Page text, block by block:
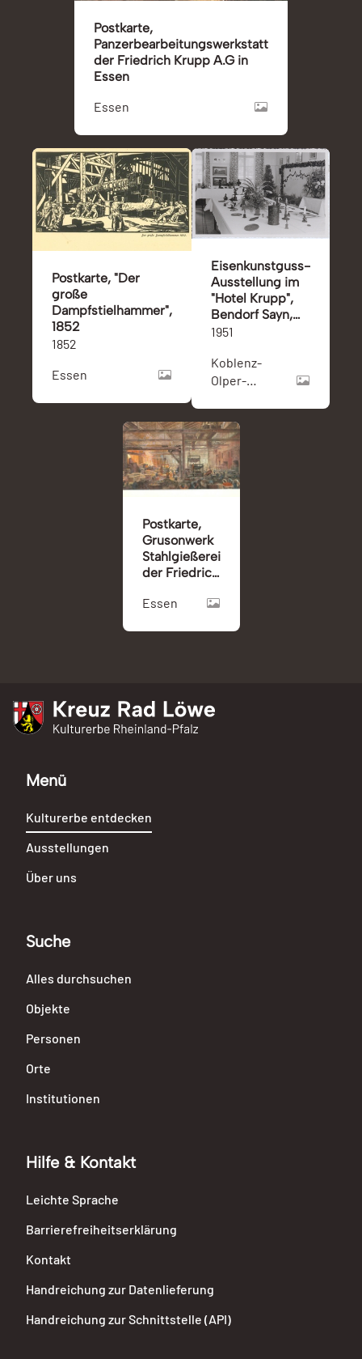
Postkarte,
Panzerbearbeitungswerkstatt
der Friedrich Krupp A.G in
Essen
Essen
Postkarte, "Der
große
Dampfstielhammer",
1852
1852
Essen
Eisenkunstguss-
Ausstellung im
"Hotel Krupp",
Bendorf Sayn,
1951
1951
Koblenz-
Olper-
und Sayn
(Bendorf)
Postkarte,
Grusonwerk
Stahlgießerei
der Friedrich
Essen
Essen
Menü
Kulturerbe entdecken
Ausstellungen
Über uns
Suche
Alles durchsuchen
Objekte
Personen
Orte
Institutionen
Hilfe & Kontakt
Leichte Sprache
Barrierefreiheitserklärung
Kontakt
Handreichung zur Datenlieferung
Handreichung zur Schnittstelle (API)